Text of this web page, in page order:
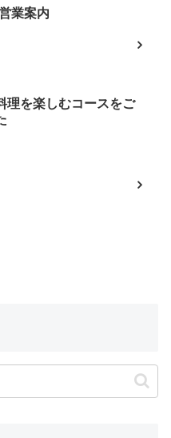
業案内
理を楽しむコースをご